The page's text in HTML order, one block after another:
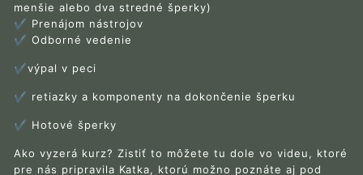
menšie alebo dva stredné šperky)
✔ Prenájom nástrojov
✔ Odborné vedenie
✔výpal v peci
✔ retiazky a komponenty na dokončenie šperku
✔ Hotové šperky
Ako vyzerá kurz? Zistiť to môžete tu dole vo videu, ktoré
pre nás pripravila Katka, ktorú možno poznáte aj pod